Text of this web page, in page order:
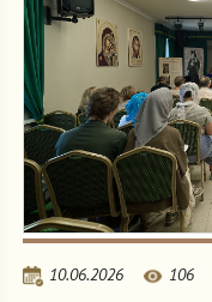
10.06.2026 106